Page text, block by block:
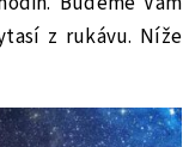
z rukávu. Níže